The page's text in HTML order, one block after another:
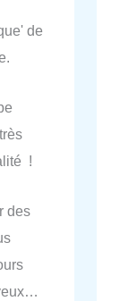
de
!
des